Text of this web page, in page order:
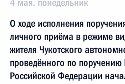
4 мая, понедельник
О ходе исполнения
личного приёма в режиме
жителя Чукотского
проведённого по поручению
Российской Федерации